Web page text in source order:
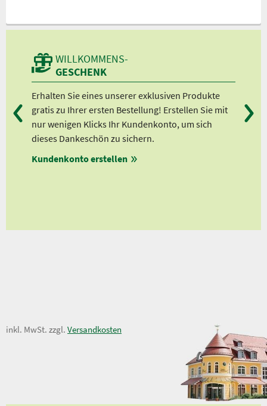
WILLKOMMENS-
GESCHENK
Erhalten Sie eines unserer exklusiven Produkte
gratis zu Ihrer ersten Bestellung! Erstellen Sie mit
nur wenigen Klicks Ihr Kundenkonto, um sich
dieses Dankeschön zu sichern.
Kundenkonto erstellen
Ab
55,00 €
inkl. MwSt. zzgl. Versandkosten